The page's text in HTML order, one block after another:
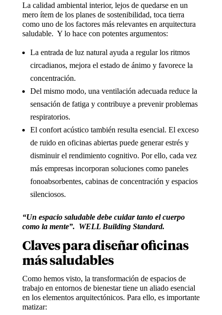
La calidad ambiental interior, lejos de quedarse en un
mero ítem de los planes de sostenibilidad, toca tierra
como uno de los factores más relevantes en arquitectura
saludable. Y lo hace con potentes argumentos:
La entrada de luz natural ayuda a regular los ritmos
circadianos, mejora el estado de ánimo y favorece la
concentración.
Del mismo modo, una ventilación adecuada reduce la
sensación de fatiga y contribuye a prevenir problemas
respiratorios.
El confort acústico también resulta esencial. El exceso
de ruido en oficinas abiertas puede generar estrés y
disminuir el rendimiento cognitivo. Por ello, cada vez
más empresas incorporan soluciones como paneles
fonoabsorbentes, cabinas de concentración y espacios
silenciosos.
“Un espacio saludable debe cuidar tanto el cuerpo
como la mente”. WELL Building Standard.
Claves para diseñar oficinas
más saludables
Como hemos visto, la transformación de espacios de
trabajo en entornos de bienestar tiene un aliado esencial
en los elementos arquitectónicos. Para ello, es importante
matizar: